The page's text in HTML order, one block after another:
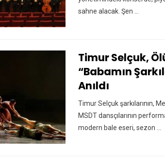
sahne alacak. Şen ...
Timur Selçuk,
“Babamın
Anıldı
Timur Selçuk şarkılarının,
MSDT dansçılarının
modern bale eseri, sezon ...